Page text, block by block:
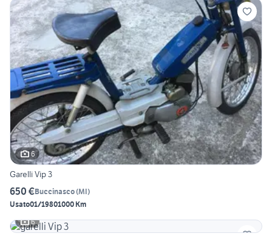
6
Garelli Vip 3
650 €Buccinasco(MI)
Usato01/19801000 Km
6